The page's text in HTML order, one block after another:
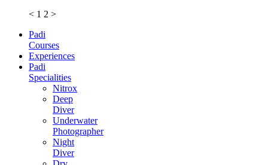
< 1 2 >
Padi
Courses
Experiences
Padi
Specialities
Nitrox
Deep
Diver
Underwater
Photographer
Night
Diver